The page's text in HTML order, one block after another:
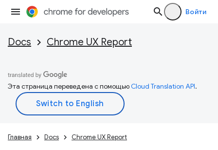
Войти
Docs Chrome UX Report
Эта страница переведена с помощьюCloud Translation API.
Главная Docs Chrome UX Report